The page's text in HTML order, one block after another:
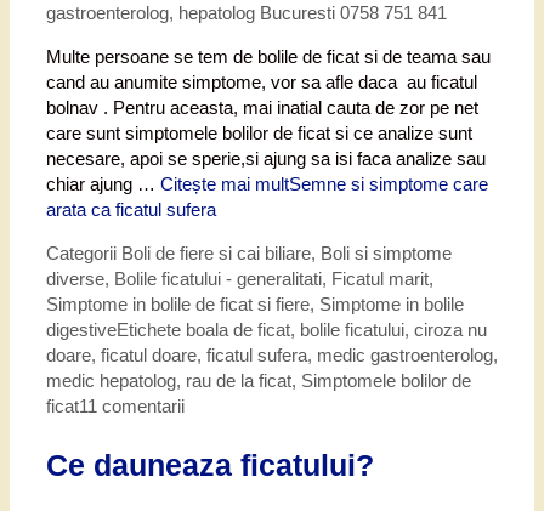
gastroenterolog, hepatolog Bucuresti 0758 751 841
Multe persoane se tem de bolile de ficat si de teama sau
cand au anumite simptome, vor sa afle daca au ficatul
bolnav . Pentru aceasta, mai inatial cauta de zor pe net
care sunt simptomele bolilor de ficat si ce analize sunt
necesare, apoi se sperie,si ajung sa isi faca analize sau
chiar ajung … Citește mai multSemne si simptome care
arata ca ficatul sufera
Categorii Boli de fiere si cai biliare, Boli si simptome
diverse, Bolile ficatului - generalitati, Ficatul marit,
Simptome in bolile de ficat si fiere, Simptome in bolile
digestiveEtichete boala de ficat, bolile ficatului, ciroza nu
doare, ficatul doare, ficatul sufera, medic gastroenterolog,
medic hepatolog, rau de la ficat, Simptomele bolilor de
ficat11 comentarii
Ce dauneaza ficatului?